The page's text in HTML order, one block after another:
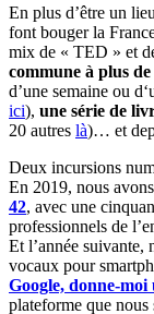
En plus d’être un
font bouger la
mix de « TED » et
commune à plus
d’une semaine ou
ici), une série de
20 autres là)… et
Deux incursions
En 2019, nous
42, avec une
professionnels de
Et l’année suivante,
vocaux pour
Google, donne-moi
plateforme que nous